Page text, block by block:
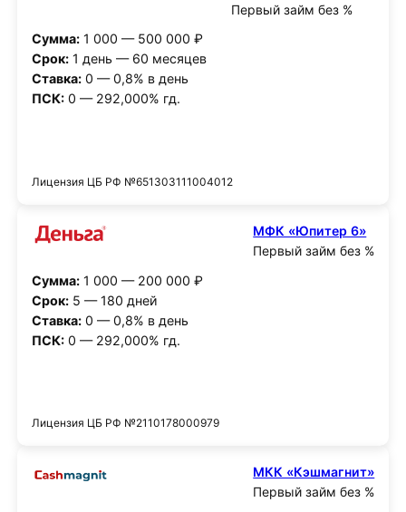
Первый займ без %
Сумма:1 000 — 500 000 ₽
Срок:1 день — 60 месяцев
Ставка:0 — 0,8% в день
ПСК:0 — 292,000% гд.
Лицензия ЦБ РФ №651303111004012
МФК «Юпитер 6»
Первый займ без %
Сумма:1 000 — 200 000 ₽
Срок:5 — 180 дней
Ставка:0 — 0,8% в день
ПСК:0 — 292,000% гд.
Лицензия ЦБ РФ №2110178000979
МКК «Кэшмагнит»
Первый займ без %